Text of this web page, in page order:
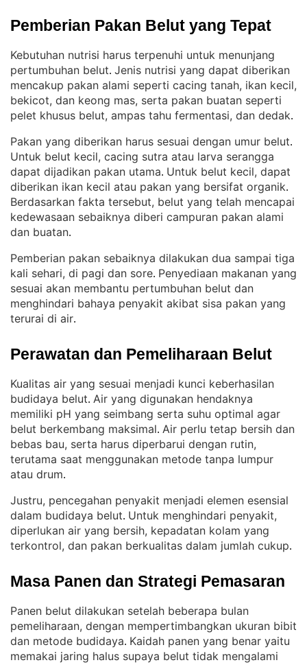
Pemberian Pakan Belut yang Tepat
Kebutuhan nutrisi harus terpenuhi untuk menunjang
pertumbuhan belut. Jenis nutrisi yang dapat diberikan
mencakup pakan alami seperti cacing tanah, ikan kecil,
bekicot, dan keong mas, serta pakan buatan seperti
pelet khusus belut, ampas tahu fermentasi, dan dedak.
Pakan yang diberikan harus sesuai dengan umur belut
Untuk belut kecil, cacing sutra atau larva serangga
dapat dijadikan pakan utama. Untuk belut kecil, dapat
diberikan ikan kecil atau pakan yang bersifat organik
Berdasarkan fakta tersebut, belut yang telah mencapai
kedewasaan sebaiknya diberi campuran pakan alami
dan buatan.
Pemberian pakan sebaiknya dilakukan dua sampai tiga
kali sehari, di pagi dan sore. Penyediaan makanan yang
sesuai akan membantu pertumbuhan belut dan
menghindari bahaya penyakit akibat sisa pakan yang
terurai di air.
Perawatan dan Pemeliharaan Belut
Kualitas air yang sesuai menjadi kunci keberhasilan
budidaya belut. Air yang digunakan hendaknya
memiliki pH yang seimbang serta suhu optimal agar
belut berkembang maksimal. Air perlu tetap bersih dan
bebas bau, serta harus diperbarui dengan rutin,
terutama saat menggunakan metode tanpa lumpur
atau drum.
Justru, pencegahan penyakit menjadi elemen esensial
dalam budidaya belut. Untuk menghindari penyakit,
diperlukan air yang bersih, kepadatan kolam yang
terkontrol, dan pakan berkualitas dalam jumlah cukup.
Masa Panen dan Strategi Pemasaran
Panen belut dilakukan setelah beberapa bulan
pemeliharaan, dengan mempertimbangkan ukuran bibit
dan metode budidaya. Kaidah panen yang benar yaitu
memakai jaring halus supaya belut tidak mengalami